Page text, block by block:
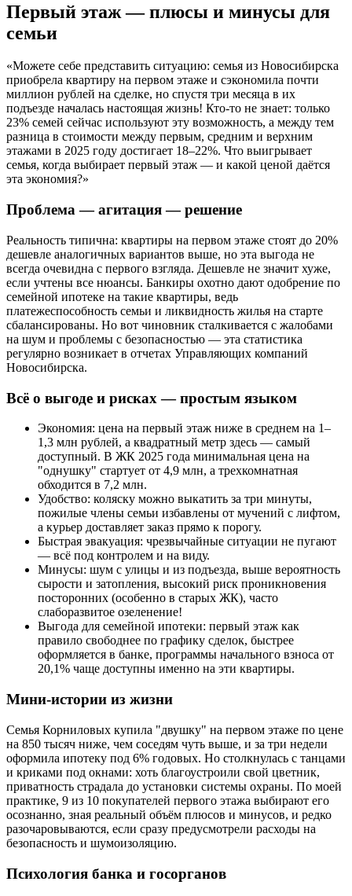
Первый этаж — плюсы и минусы для
семьи
«Можете себе представить ситуацию: семья из Новосибирска
приобрела квартиру на первом этаже и сэкономила почти
миллион рублей на сделке, но спустя три месяца в их
подъезде началась настоящая жизнь! Кто-то не знает: только
23% семей сейчас используют эту возможность, а между тем
разница в стоимости между первым, средним и верхним
этажами в 2025 году достигает 18–22%. Что выигрывает
семья, когда выбирает первый этаж — и какой ценой даётся
эта экономия?»
Проблема — агитация — решение
Реальность типична: квартиры на первом этаже стоят до 20%
дешевле аналогичных вариантов выше, но эта выгода не
всегда очевидна с первого взгляда. Дешевле не значит хуже,
если учтены все нюансы. Банкиры охотно дают одобрение по
семейной ипотеке на такие квартиры, ведь
платежеспособность семьи и ликвидность жилья на старте
сбалансированы. Но вот чиновник сталкивается с жалобами
на шум и проблемы с безопасностью — эта статистика
регулярно возникает в отчетах Управляющих компаний
Новосибирска.
Всё о выгоде и рисках — простым языком
Экономия: цена на первый этаж ниже в среднем на 1–
1,3 млн рублей, а квадратный метр здесь — самый
доступный. В ЖК 2025 года минимальная цена на
"однушку" стартует от 4,9 млн, а трехкомнатная
обходится в 7,2 млн.
Удобство: коляску можно выкатить за три минуты,
пожилые члены семьи избавлены от мучений с лифтом,
а курьер доставляет заказ прямо к порогу.
Быстрая эвакуация: чрезвычайные ситуации не пугают
— всё под контролем и на виду.
Минусы: шум с улицы и из подъезда, выше вероятность
сырости и затопления, высокий риск проникновения
посторонних (особенно в старых ЖК), часто
слаборазвитое озеленение!
Выгода для семейной ипотеки: первый этаж как
правило свободнее по графику сделок, быстрее
оформляется в банке, программы начального взноса от
20,1% чаще доступны именно на эти квартиры.
Мини-истории из жизни
Семья Корниловых купила "двушку" на первом этаже по цене
на 850 тысяч ниже, чем соседям чуть выше, и за три недели
оформила ипотеку под 6% годовых. Но столкнулась с танцами
и криками под окнами: хоть благоустроили свой цветник,
приватность страдала до установки системы охраны. По моей
практике, 9 из 10 покупателей первого этажа выбирают его
осознанно, зная реальный объём плюсов и минусов, и редко
разочаровываются, если сразу предусмотрели расходы на
безопасность и шумоизоляцию.
Психология банка и госорганов